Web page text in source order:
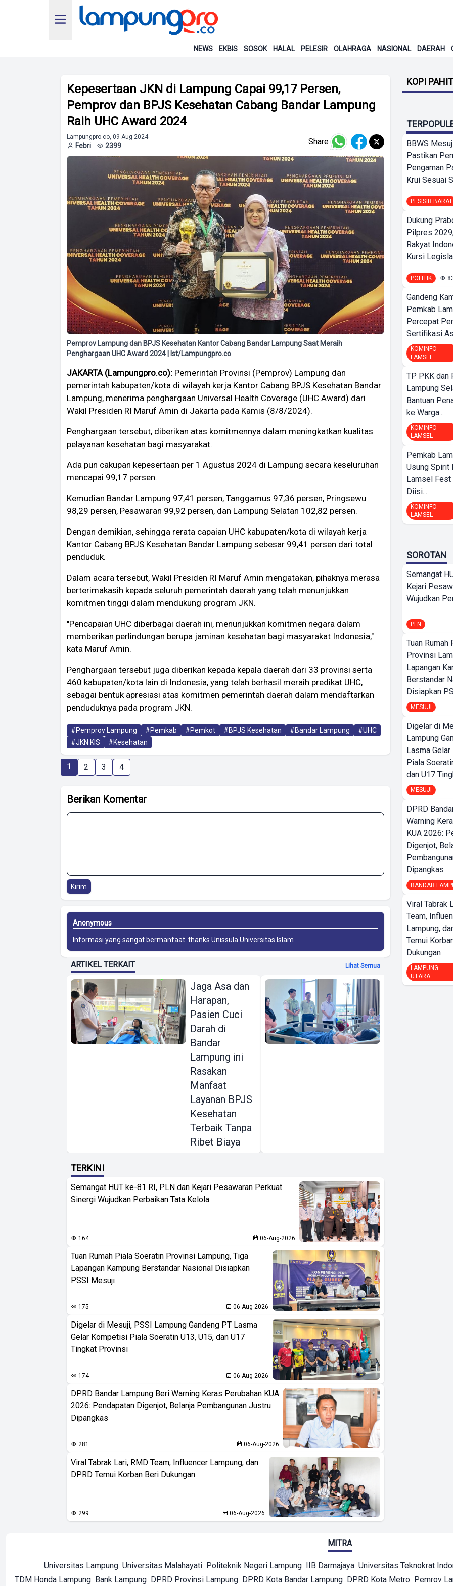
NEWS EKBIS SOSOK HALAL PELESIR OLAHRAGA NASIONAL DAERAH
Kepesertaan JKN di Lampung Capai 99,17 Persen,
Pemprov dan BPJS Kesehatan Cabang Bandar Lampung
Raih UHC Award 2024
Lampungpro.co, 09-Aug-2024
Febri 2399 Share
Pemprov Lampung dan BPJS Kesehatan Kantor Cabang Bandar Lampung Saat Meraih
Penghargaan UHC Award 2024 | Ist/Lampungpro.co
JAKARTA (Lampungpro.co): Pemerintah Provinsi (Pemprov) Lampung dan
pemerintah kabupaten/kota di wilayah kerja Kantor Cabang BPJS Kesehatan Bandar
Lampung, menerima penghargaan Universal Health Coverage (UHC Award) dari
Wakil Presiden RI Maruf Amin di Jakarta pada Kamis (8/8/2024).
Penghargaan tersebut, diberikan atas komitmennya dalam meningkatkan kualitas
pelayanan kesehatan bagi masyarakat.
Ada pun cakupan kepesertaan per 1 Agustus 2024 di Lampung secara keseluruhan
mencapai 99,17 persen.
Kemudian Bandar Lampung 97,41 persen, Tanggamus 97,36 persen, Pringsewu
98,29 persen, Pesawaran 99,92 persen, dan Lampung Selatan 102,82 persen.
Dengan demikian, sehingga rerata capaian UHC kabupaten/kota di wilayah kerja
Kantor Cabang BPJS Kesehatan Bandar Lampung sebesar 99,41 persen dari total
penduduk.
Dalam acara tersebut, Wakil Presiden RI Maruf Amin mengatakan, pihaknya merasa
berterimakasih kepada seluruh pemerintah daerah yang telah menunjukkan
komitmen tinggi dalam mendukung program JKN.
"Pencapaian UHC diberbagai daerah ini, menunjukkan komitmen negara dalam
memberikan perlindungan berupa jaminan kesehatan bagi masyarakat Indonesia,"
kata Maruf Amin.
Penghargaan tersebut juga diberikan kepada kepala daerah dari 33 provinsi serta
460 kabupaten/kota lain di Indonesia, yang telah berhasil meraih predikat UHC,
sebagai bentuk apresiasi atas komitmen pemerintah daerah dalam mendaftarkan
penduduknya pada program JKN.
#Pemprov Lampung #Pemkab #Pemkot #BPJS Kesehatan #Bandar Lampung
#UHC
#JKN KIS
#Kesehatan
1 2 3 4
Berikan Komentar
Kirim
Anonymous
Informasi yang sangat bermanfaat. thanks Unissula Universitas Islam
ARTIKEL TERKAIT Lihat Semua
Jaga Asa dan
Harapan,
Pasien Cuci
Darah di
Bandar
Lampung ini
Rasakan
Manfaat
Layanan BPJS
Kesehatan
Terbaik Tanpa
Ribet Biaya
Kunjungi
TERKINI
Semangat HUT ke-81 RI, PLN dan Kejari Pesawaran Perkuat
Sinergi Wujudkan Perbaikan Tata Kelola
164 06-Aug-2026
Tuan Rumah Piala Soeratin Provinsi Lampung, Tiga
Lapangan Kampung Berstandar Nasional Disiapkan
PSSI Mesuji
175 06-Aug-2026
Digelar di Mesuji, PSSI Lampung Gandeng PT Lasma
Gelar Kompetisi Piala Soeratin U13, U15, dan U17
Tingkat Provinsi
174 06-Aug-2026
DPRD Bandar Lampung Beri Warning Keras Perubahan KUA
2026: Pendapatan Digenjot, Belanja Pembangunan Justru
Dipangkas
281 06-Aug-2026
Viral Tabrak Lari, RMD Team, Influencer Lampung, dan
DPRD Temui Korban Beri Dukungan
299 06-Aug-2026
KOPI PAHIT
BBWS
Pastikan
Pengaman
Krui Sesuai
PESISIR BARAT
Dukung
Pilpres
Rakyat
Kursi
POLITIK
Gandeng
Pemkab
Percepat
Sertifikasi
KOMINFO
LAMSEL
TP PKK dan
Lampung
Bantuan
ke Warga...
KOMINFO
LAMSEL
Pemkab
Usung Spirit
Lamsel Fest
Diisi...
KOMINFO
LAMSEL
SOROTAN
Semangat
Kejari
Wujudkan
PLN
Tuan Rumah
Provinsi
Lapangan
Berstandar
Disiapkan
MESUJI
Digelar di
Lampung
Lasma
Piala
dan U17
MESUJI
DPRD
Warning
KUA 2026:
Digenjot,
Dipangkas
BANDAR
Viral Tabrak
Team,
Lampung,
Temui
Dukungan
LAMPUNG
UTARA
MITRA
Universitas Lampung Universitas Malahayati Politeknik Negeri Lampung IIB Darmajaya Universitas Teknokrat
TDM Honda Lampung Bank Lampung DPRD Provinsi Lampung DPRD Kota Bandar Lampung DPRD Kota Metro Pemrov